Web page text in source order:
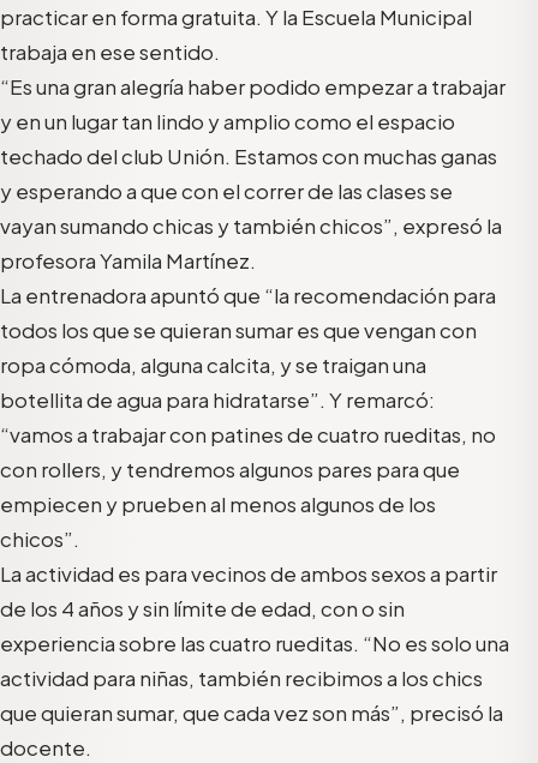
practicar en forma gratuita. Y la Escuela Municipal
trabaja en ese sentido.
“Es una gran alegría haber podido empezar a trabajar
y en un lugar tan lindo y amplio como el espacio
techado del club Unión. Estamos con muchas ganas
y esperando a que con el correr de las clases se
vayan sumando chicas y también chicos”, expresó la
profesora Yamila Martínez.
La entrenadora apuntó que “la recomendación para
todos los que se quieran sumar es que vengan con
ropa cómoda, alguna calcita, y se traigan una
botellita de agua para hidratarse”. Y remarcó:
“vamos a trabajar con patines de cuatro rueditas, no
con rollers, y tendremos algunos pares para que
empiecen y prueben al menos algunos de los
chicos”.
La actividad es para vecinos de ambos sexos a partir
de los 4 años y sin límite de edad, con o sin
experiencia sobre las cuatro rueditas. “No es solo una
actividad para niñas, también recibimos a los chics
que quieran sumar, que cada vez son más”, precisó la
docente.